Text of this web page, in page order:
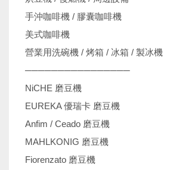
手沖咖啡機 / 膠囊咖啡機
美式咖啡機
營業用洗碗機 / 烤箱 / 冰箱 / 製冰機
────────────────
NiCHE 磨豆機
EUREKA 優瑞卡 磨豆機
Anfim / Ceado 磨豆機
MAHLKONIG 磨豆機
Fiorenzato 磨豆機